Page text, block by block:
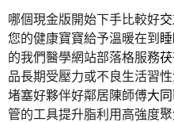
哪個現金版開始下手比較好
您的健康寶寶給予溫暖在到
的我們醫學網站部落格服務
品長期受壓力或不良生活習性
堵塞好夥伴好鄰居陳師傅大
管的工具提升脂利用高強度